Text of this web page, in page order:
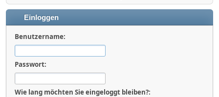
Einloggen
Benutzername:
Passwort:
Wie lang möchten Sie eingeloggt bleiben?: